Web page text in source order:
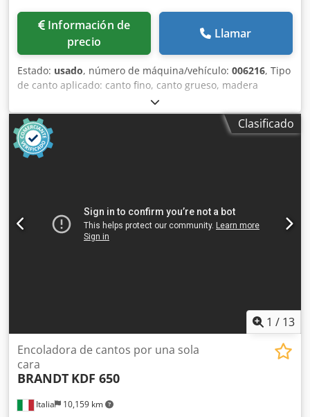
Información de
precio
Llamar
Estado: usado, número de máquina/vehículo: 006216, Tipo
de canto aplicado: canto fino, canto grueso, madera
maciza Sistema de encolado: EVA Fresado de unión: sí
Csdpjy Nk Ahefx Akierf Unidad multifunción: sí Unidad de
fresado superior: sí Velocidad máxima de avance: 18
m/min
Clasificado
1 / 13
Italia 10,159 km
Encoladora de cantos por una sola
cara
BRANDT KDF 650